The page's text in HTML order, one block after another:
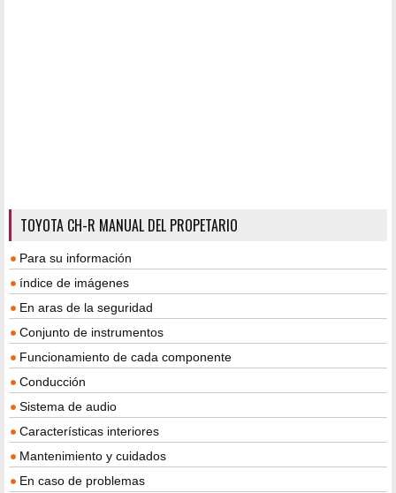
TOYOTA CH-R MANUAL DEL PROPETARIO
Para su información
índice de imágenes
En aras de la seguridad
Conjunto de instrumentos
Funcionamiento de cada componente
Conducción
Sistema de audio
Características interiores
Mantenimiento y cuidados
En caso de problemas